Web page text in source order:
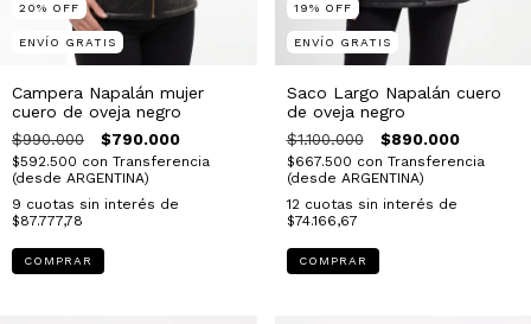
20% OFF
ENVÍO GRATIS
Campera Napalán mujer
cuero de oveja negro
$990.000 $790.000
$592.500 con Transferencia
(desde ARGENTINA)
9 cuotas sin interés de
$87.777,78
COMPRAR
19% OFF
ENVÍO GRATIS
Saco Largo Napalán cuero
de oveja negro
$1.100.000 $890.000
$667.500 con Transferencia
(desde ARGENTINA)
12 cuotas sin interés de
$74.166,67
COMPRAR